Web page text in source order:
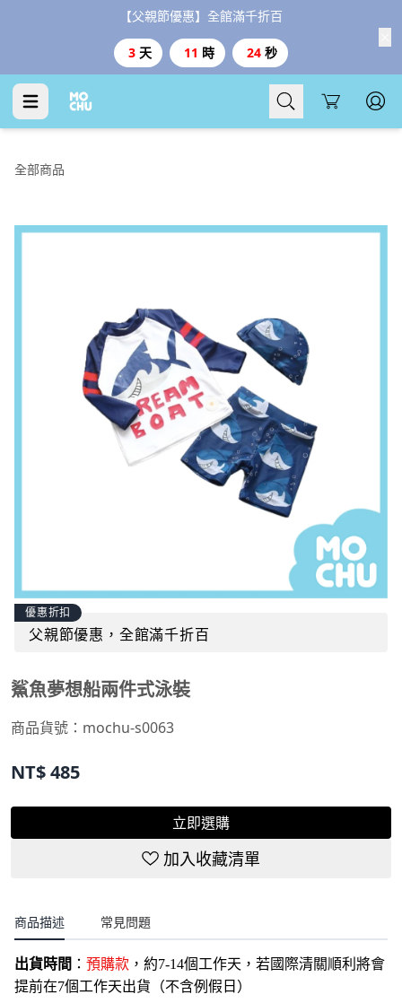
【父親節優惠】全館滿千折百
3 天 11 時 23 秒
Cart
全部商品
優惠折扣
父親節優惠，全館滿千折百
鯊魚夢想船兩件式泳裝
商品貨號： mochu-s0063
NT$485
立即選購
加入收藏清單
商品描述 常見問題
出貨時間 ： 預購款 ，約7-14個工作天，若國際清關順利將會
提前在7個工作天出貨（不含例假日）